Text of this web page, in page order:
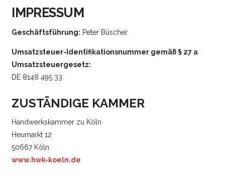
IMPRESSUM
Geschäftsführung: Peter Büscher
Umsatzsteuer-Identifikationsnummer gemäß § 27 a
Umsatzsteuergesetz:
DE 8148 495 33
ZUSTÄNDIGE KAMMER
Handwerkskammer zu Köln
Heumarkt 12
50667 Köln
www.hwk-koeln.de